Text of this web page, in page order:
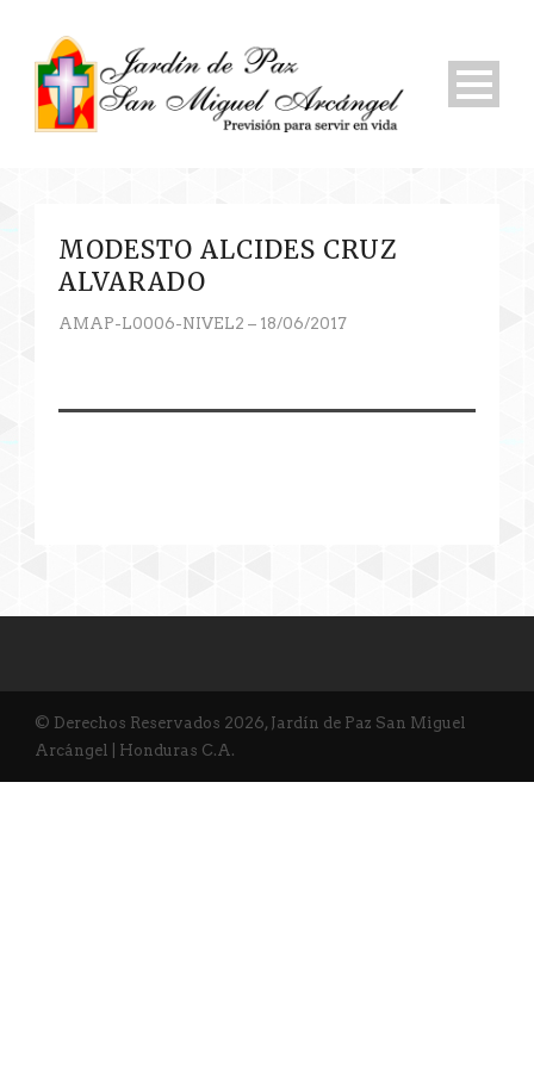
MODESTO ALCIDES CRUZ
ALVARADO
AMAP-L0006-NIVEL2 – 18/06/2017
© Derechos Reservados 2026, Jardín de Paz San Miguel
Arcángel | Honduras C.A.